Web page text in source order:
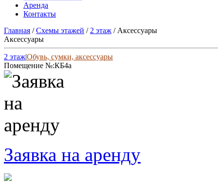
Аренда
Контакты
Главная /Схемы этажей / 2 этаж / Аксессуары
Аксессуары
2 этаж|Обувь, сумки, аксессуары
Помещение №:КБ4а
Заявка на аренду